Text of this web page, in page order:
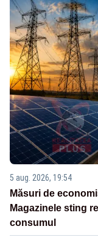
5 aug. 2026, 19:54
Măsuri de
Magazinele sting
consumul